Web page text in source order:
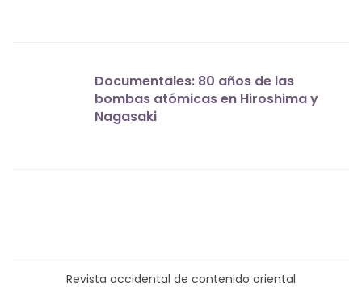
Documentales: 80 años de las
bombas atómicas en Hiroshima y
Nagasaki
Revista occidental de contenido oriental